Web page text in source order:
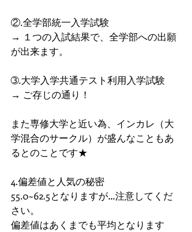
②.全学部統一入学試験
→ １つの入試結果で、全学部への出願
が出来ます。
➂.大学入学共通テスト利用入学試験
→ ご存じの通り！
また専修大学と近い為、インカレ（大
学混合のサークル）が盛んなこともあ
るとのことです★
4.偏差値と人気の秘密
55.0~62.5となりますが…注意してくだ
さい。
偏差値はあくまでも平均となります